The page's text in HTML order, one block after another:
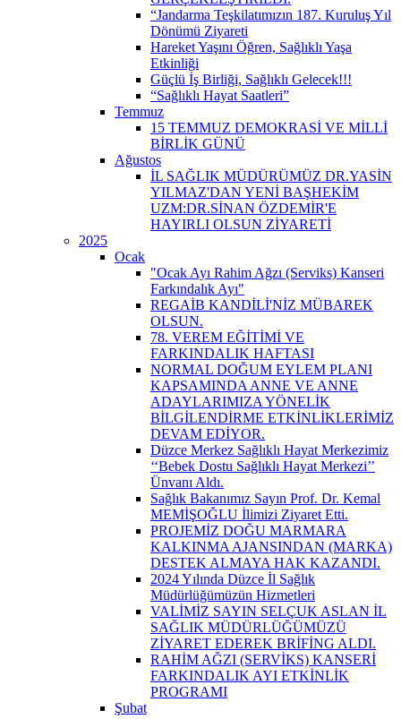
“Jandarma Teşkilatımızın 187. Kuruluş Yıl
Dönümü Ziyareti
Hareket Yaşını Öğren, Sağlıklı Yaşa
Etkinliği
Güçlü İş Birliği, Sağlıklı Gelecek!!!
“Sağlıklı Hayat Saatleri”
Temmuz
15 TEMMUZ DEMOKRASİ VE MİLLİ
BİRLİK GÜNÜ
Ağustos
İL SAĞLIK MÜDÜRÜMÜZ DR.YASİN
YILMAZ'DAN YENİ BAŞHEKİM
UZM:DR.SİNAN ÖZDEMİR'E
HAYIRLI OLSUN ZİYARETİ
2025
Ocak
"Ocak Ayı Rahim Ağzı (Serviks) Kanseri
Farkındalık Ayı"
REGAİB KANDİLİ'NİZ MÜBAREK
OLSUN.
78. VEREM EĞİTİMİ VE
FARKINDALIK HAFTASI
NORMAL DOĞUM EYLEM PLANI
KAPSAMINDA ANNE VE ANNE
ADAYLARIMIZA YÖNELİK
BİLGİLENDİRME ETKİNLİKLERİMİZ
DEVAM EDİYOR.
Düzce Merkez Sağlıklı Hayat Merkezimiz
‘‘Bebek Dostu Sağlıklı Hayat Merkezi’’
Ünvanı Aldı.
Sağlık Bakanımız Sayın Prof. Dr. Kemal
MEMİŞOĞLU İlimizi Ziyaret Etti.
PROJEMİZ DOĞU MARMARA
KALKINMA AJANSINDAN (MARKA)
DESTEK ALMAYA HAK KAZANDI.
2024 Yılında Düzce İl Sağlık
Müdürlüğümüzün Hizmetleri
VALİMİZ SAYIN SELÇUK ASLAN İL
SAĞLIK MÜDÜRLÜĞÜMÜZÜ
ZİYARET EDEREK BRİFİNG ALDI.
RAHİM AĞZI (SERVİKS) KANSERİ
FARKINDALIK AYI ETKİNLİK
PROGRAMI
Şubat